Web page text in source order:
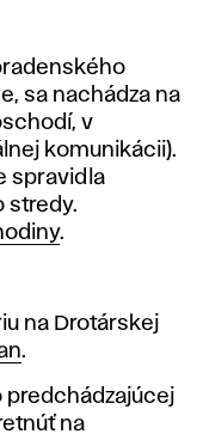
sa nachádza na
v
komunikácii).
spravidla
stredy.
.
na Drotárskej
.
predchádzajúcej
na